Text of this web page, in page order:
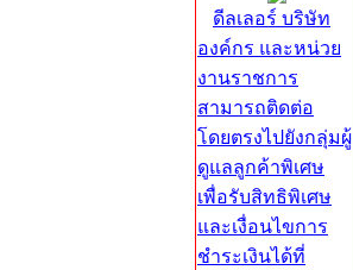
ดีลเลอร์ บริษัท
องค์กร และหน่วย
งานราชการ
สามารถติดต่อ
โดยตรงไปยังกลุ่มผู้
ดูแลลูกค้าพิเศษ
เพื่อรับสิทธิพิเศษ
และเงื่อนไขการ
ชำระเงินได้ที่